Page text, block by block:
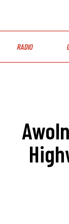
RADIO